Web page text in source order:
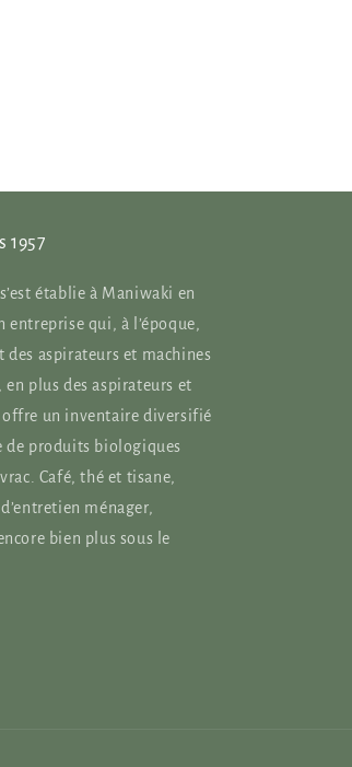
1957
établie à Maniwaki en
entreprise qui, à l’époque,
aspirateurs et machines
plus des aspirateurs et
offre un inventaire diversifié
de produits biologiques
Café, thé et tisane,
ménager,
bien plus sous le